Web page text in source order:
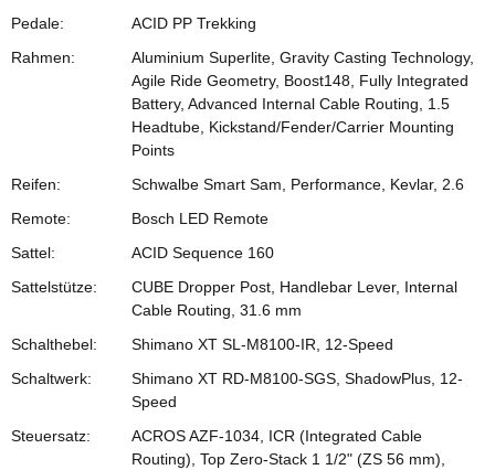
Pedale:
ACID PP Trekking
Rahmen:
Aluminium Superlite, Gravity Casting Technology,
Agile Ride Geometry, Boost148, Fully Integrated
Battery, Advanced Internal Cable Routing, 1.5
Headtube, Kickstand/Fender/Carrier Mounting
Points
Reifen:
Schwalbe Smart Sam, Performance, Kevlar, 2.6
Remote:
Bosch LED Remote
Sattel:
ACID Sequence 160
Sattelstütze:
CUBE Dropper Post, Handlebar Lever, Internal
Cable Routing, 31.6 mm
Schalthebel:
Shimano XT SL-M8100-IR, 12-Speed
Schaltwerk:
Shimano XT RD-M8100-SGS, ShadowPlus, 12-
Speed
Steuersatz:
ACROS AZF-1034, ICR (Integrated Cable
Routing), Top Zero-Stack 1 1/2" (ZS 56 mm),